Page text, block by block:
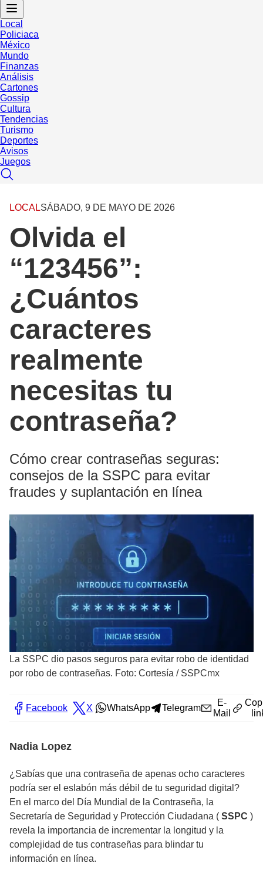
Local
Policiaca
México
Mundo
Finanzas
Análisis
Cartones
Gossip
Cultura
Tendencias
Turismo
Deportes
Avisos
Juegos
LOCALSÁBADO, 9 DE MAYO DE 2026
Olvida el
“123456”:
¿Cuántos
caracteres
realmente
necesitas tu
contraseña?
Cómo crear contraseñas seguras:
consejos de la SSPC para evitar
fraudes y suplantación en línea
La SSPC dio pasos seguros para evitar robo de identidad
por robo de contraseñas. Foto: Cortesía / SSPCmx
Facebook X WhatsApp Telegram
E-
Mail
Nadia Lopez
¿Sabías que una contraseña de apenas ocho caracteres
podría ser el eslabón más débil de tu seguridad digital?
En el marco del Día Mundial de la Contraseña, la
Secretaría de Seguridad y Protección Ciudadana ( SSPC )
revela la importancia de incrementar la longitud y la
complejidad de tus contraseñas para blindar tu
información en línea.